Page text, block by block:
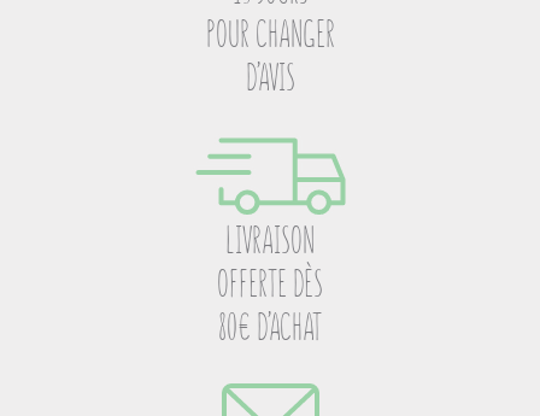
POUR CHANGER
D’AVIS
LIVRAISON
OFFERTE DÈS
80€ D’ACHAT